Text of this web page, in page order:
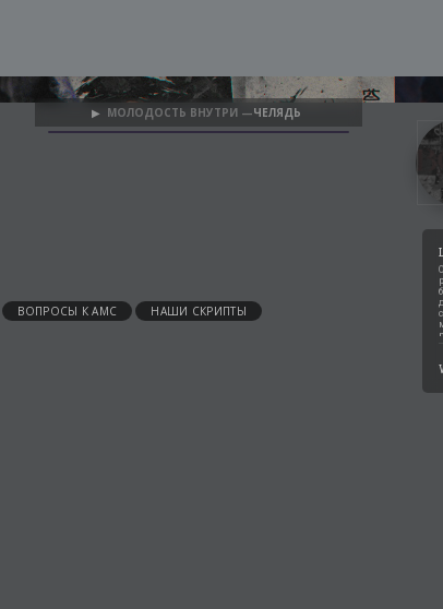
ВОПРОСЫ К АМС НАШИ СКРИПТЫ
▶ МОЛОДОСТЬ ВНУТРИ —ЧЕЛЯДЬ